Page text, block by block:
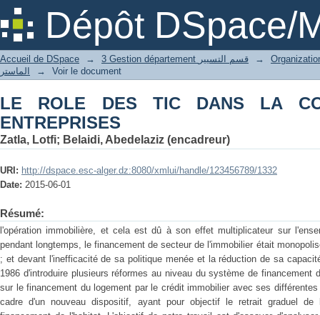
Dépôt DSpace/
LE ROLE DES TIC DANS LA
Accueil de DSpace → 3 Gestion département قسم التسيير
→
الماستر
→ Voir le document
LE ROLE DES TIC DANS LA
ENTREPRISES
Zatla, Lotfi; Belaidi, Abedelaziz (encadreur)
URI: http://dspace.esc-alger.dz:8080/xmlui/handle/123456789/1332
Date: 2015-06-01
Résumé:
l'opération immobilière, et cela est dû à son effet multiplicateur sur
pendant longtemps, le financement de secteur de l'immobilier était
; et devant l'inefficacité de sa politique menée et la réduction de sa
1986 d'introduire plusieurs réformes au niveau du système de financement
sur le financement du logement par le crédit immobilier avec ses
cadre d'un nouveau dispositif, ayant pour objectif le retrait graduel